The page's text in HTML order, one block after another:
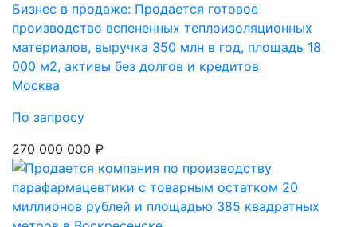
Бизнес в продаже: Продается готовое
производство вспененных теплоизоляционных
материалов, выручка 350 млн в год, площадь 18
000 м2, активы без долгов и кредитов
Москва
По запросу
270 000 000 ₽